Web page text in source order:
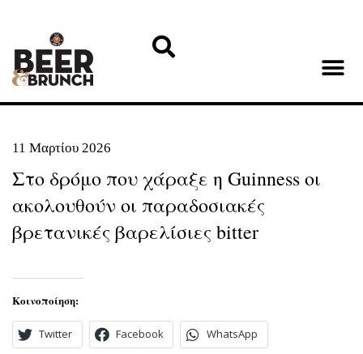
11 Μαρτίου 2026
Στο δρόμο που χάραξε η Guinness οι
ακολουθούν οι παραδοσιακές
βρετανικές βαρελίσιες bitter
Κοινοποίηση:
Twitter Facebook WhatsApp